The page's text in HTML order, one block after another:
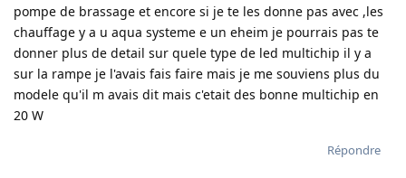
pompe de brassage et encore si je te les donne pas avec ,les
chauffage y a u aqua systeme e un eheim je pourrais pas te
donner plus de detail sur quele type de led multichip il y a
sur la rampe je l'avais fais faire mais je me souviens plus du
modele qu'il m avais dit mais c'etait des bonne multichip en
20 W
Répondre